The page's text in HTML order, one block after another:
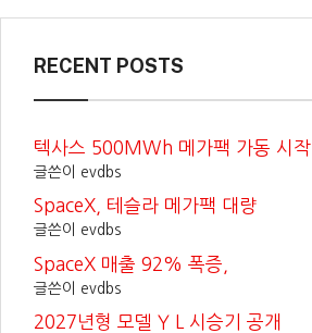
RECENT POSTS
텍사스 500MWh 메가팩 가동 시작
글쓴이 evdbs
SpaceX, 테슬라 메가팩 대량
글쓴이 evdbs
SpaceX 매출 92% 폭증,
글쓴이 evdbs
2027년형 모델 Y L 시승기 공개